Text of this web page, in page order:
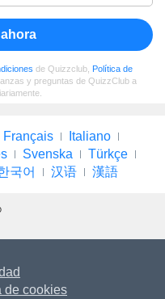
de Quizzclub, Política de
y preguntas de QuizzClub a
Français
Italiano
Svenska
Türkçe
국어 汉语 漢語
de cookies